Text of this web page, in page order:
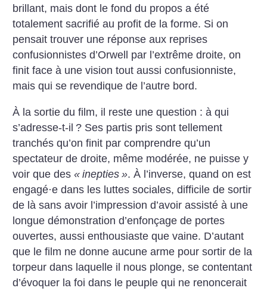
brillant, mais dont le fond du propos a été
totalement sacrifié au profit de la forme. Si on
pensait trouver une réponse aux reprises
confusionnistes d’Orwell par l’extrême droite, on
finit face à une vision tout aussi confusionniste,
mais qui se revendique de l’autre bord.
À la sortie du film, il reste une question : à qui
s’adresse-t-il ? Ses partis pris sont tellement
tranchés qu’on finit par comprendre qu’un
spectateur de droite, même modérée, ne puisse y
voir que des« inepties ». À l’inverse, quand on est
engagé·e dans les luttes sociales, difficile de sortir
de là sans avoir l’impression d’avoir assisté à une
longue démonstration d’enfonçage de portes
ouvertes, aussi enthousiaste que vaine. D’autant
que le film ne donne aucune arme pour sortir de la
torpeur dans laquelle il nous plonge, se contentant
d’évoquer la foi dans le peuple qui ne renoncerait